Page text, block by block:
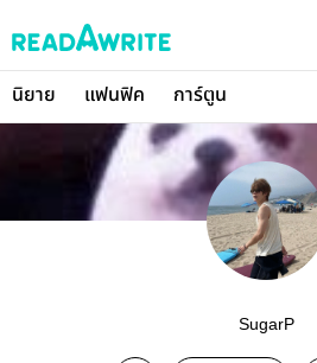
นิยาย แฟนฟิค การ์ตูน
SugarP